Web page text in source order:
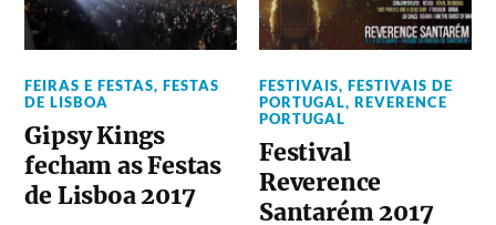
FEIRAS E FESTAS,FESTAS
DE LISBOA
Gipsy Kings
fecham as Festas
de Lisboa 2017
FESTIVAIS,FESTIVAIS DE
PORTUGAL,REVERENCE
PORTUGAL
Festival
Reverence
Santarém 2017